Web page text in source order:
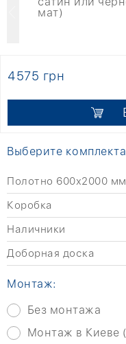
4575 грн
Выберите
Полотно 600x2000 мм
Коробка
Наличники
Доборная доска
Монтаж:
Без монтажа
Монтаж в Киеве